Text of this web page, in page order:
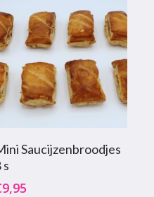
Winkelwagen
Saucijzenbroodjes
s
9,95